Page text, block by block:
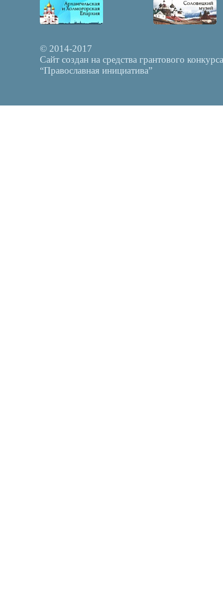
© 2014-2017
Сайт создан на средства грантового конкурса
“Православная инициатива”